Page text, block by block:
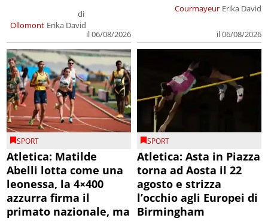
Ollomont
di
Erika David
il 06/08/2026
Courmayeur Erika David
il 06/08/2026
SPORT
Atletica: Matilde
Abelli lotta come una
leonessa, la 4×400
azzurra firma il
primato nazionale, ma
SPORT
Atletica: Asta in Piazza
torna ad Aosta il 22
agosto e strizza
l’occhio agli Europei di
Birmingham